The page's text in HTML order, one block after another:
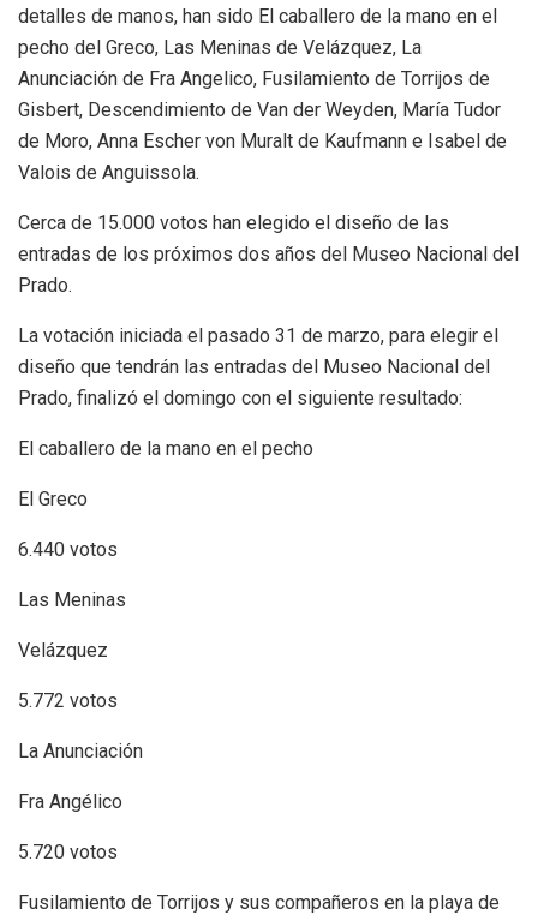
detalles de manos, han sido El caballero de la mano en el
pecho del Greco, Las Meninas de Velázquez, La
Anunciación de Fra Angelico, Fusilamiento de Torrijos de
Gisbert, Descendimiento de Van der Weyden, María Tudor
de Moro, Anna Escher von Muralt de Kaufmann e Isabel de
Valois de Anguissola.
Cerca de 15.000 votos han elegido el diseño de las
entradas de los próximos dos años del Museo Nacional del
Prado.
La votación iniciada el pasado 31 de marzo, para elegir el
diseño que tendrán las entradas del Museo Nacional del
Prado, finalizó el domingo con el siguiente resultado:
El caballero de la mano en el pecho
El Greco
6.440 votos
Las Meninas
Velázquez
5.772 votos
La Anunciación
Fra Angélico
5.720 votos
Fusilamiento de Torrijos y sus compañeros en la playa de